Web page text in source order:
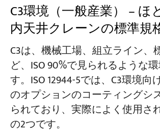
C3環境（一般産業） – ほ
内天井クレーンの標準規
C3は、機械工場、組立ライン、
ど、ISO 90%で見られるような
す。ISO 12944-5では、C3環境向
のオプションのコーティングシ
られており、実際によく使用さ
の2つです。